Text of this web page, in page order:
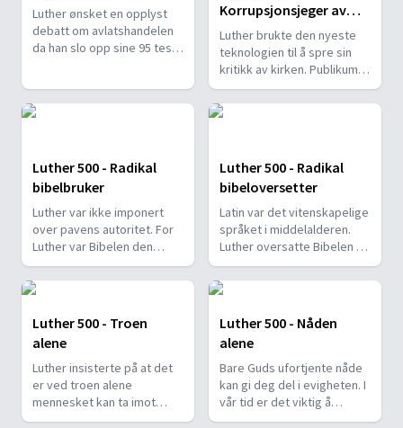
Luther ønsket en opplyst
debatt om avlatshandelen
da han slo opp sine 95 teser
Korrupsjonsjeger av
Guds nåde
Luther brukte den nyeste
teknologien til å spre sin
kritikk av kirken. Publikum
ble begeistret.
Luther 500 - Radikal
bibelbruker
Luther var ikke imponert
over pavens autoritet. For
Luther var Bibelen den
øverste myndighet.
Luther 500 - Radikal
bibeloversetter
Latin var det vitenskapelige
språket i middelalderen.
Luther oversatte Bibelen til
alminnelig tysk.
Luther 500 - Troen
alene
Luther insisterte på at det
er ved troen alene
mennesket kan ta imot
Guds nåde.
Luther 500 - Nåden
alene
Bare Guds ufortjente nåde
kan gi deg del i evigheten. I
vår tid er det viktig å
gjenoppdage nåden.